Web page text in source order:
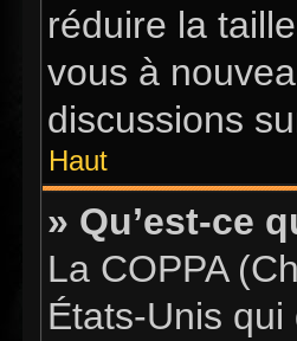
réduire la
vous à
discussions
Haut
» Qu’est-ce
La COPPA
États-Unis